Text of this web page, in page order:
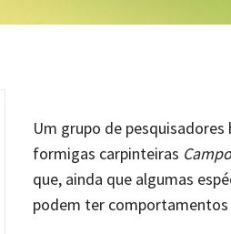
Um grupo de
formigas carpinteiras
que, ainda que algumas
podem ter